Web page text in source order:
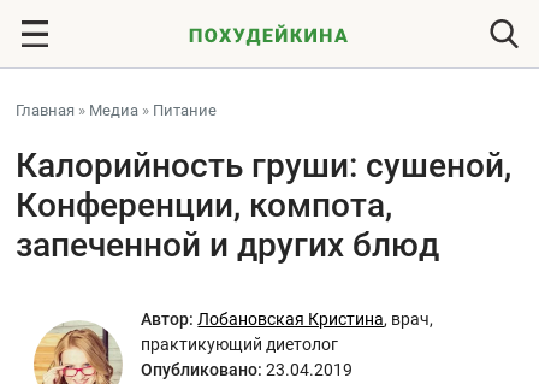
Главная » Медиа » Питание
Калорийность груши: сушеной,
Конференции, компота,
запеченной и других блюд
Автор: Лобановская Кристина, врач,
практикующий диетолог
Опубликовано: 23.04.2019